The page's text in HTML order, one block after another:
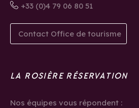
+33 (0)4 79 06 80 51
Contact Office de tourisme
LA ROSIÈRE RÉSERVATION
Nos équipes vous répondent :